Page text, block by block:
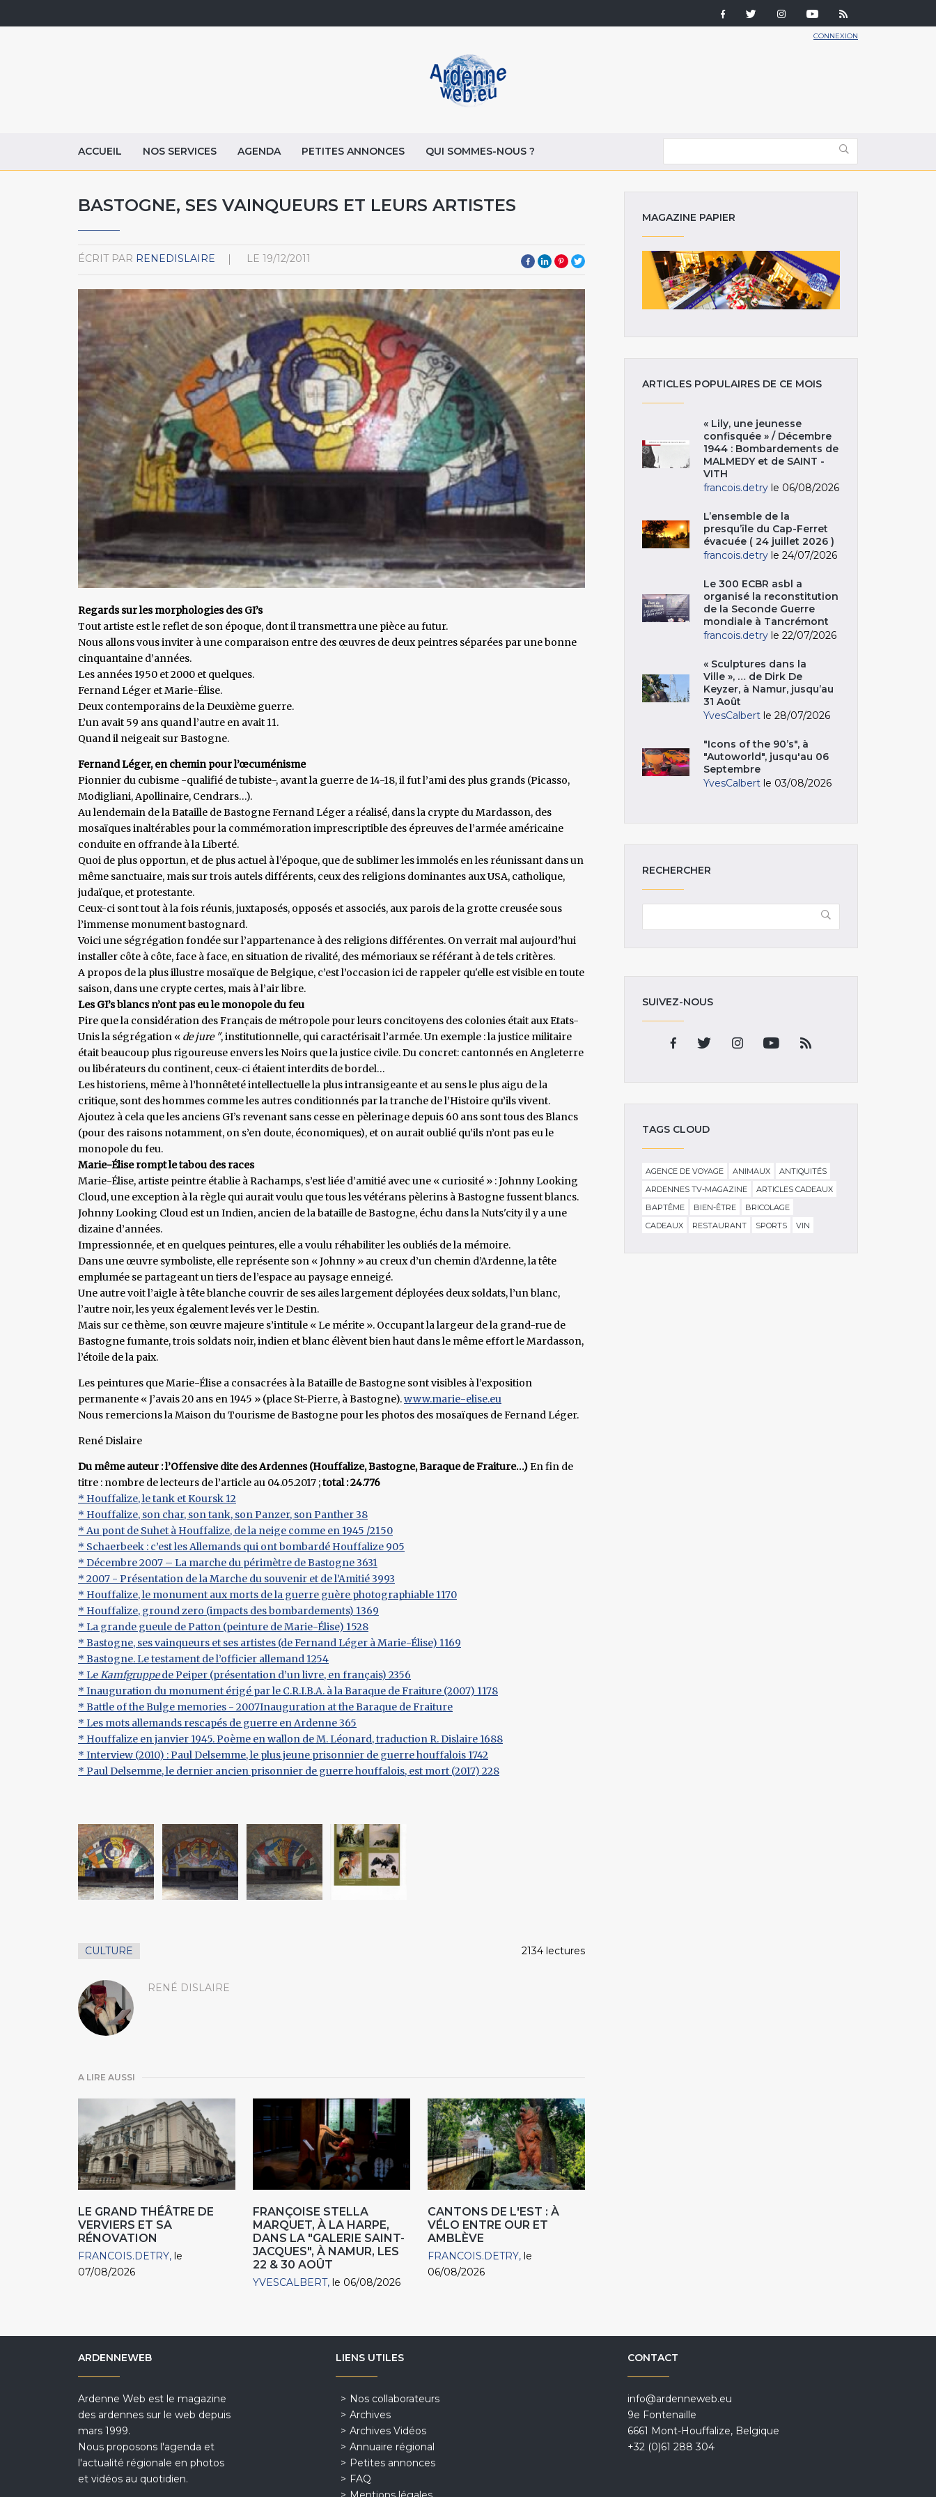
CONNEXION
ACCUEIL NOS SERVICES AGENDA PETITES ANNONCES QUI SOMMES-NOUS ?
BASTOGNE, SES VAINQUEURS ET LEURS ARTISTES
ÉCRIT PAR RENEDISLAIRE LE 19/12/2011
Regards sur les morphologies des GI’s
Tout artiste est le reflet de son époque, dont il transmettra une pièce au futur.
Nous allons vous inviter à une comparaison entre des œuvres de deux peintres séparées par une bonne
cinquantaine d’années.
Les années 1950 et 2000 et quelques.
Fernand Léger et Marie-Élise.
Deux contemporains de la Deuxième guerre.
L’un avait 59 ans quand l’autre en avait 11.
Quand il neigeait sur Bastogne.
Fernand Léger, en chemin pour l’œcuménisme
Pionnier du cubisme -qualifié de tubiste-, avant la guerre de 14-18, il fut l’ami des plus grands (Picasso,
Modigliani, Apollinaire, Cendrars…).
Au lendemain de la Bataille de Bastogne Fernand Léger a réalisé, dans la crypte du Mardasson, des
mosaïques inaltérables pour la commémoration imprescriptible des épreuves de l’armée américaine
conduite en offrande à la Liberté.
Quoi de plus opportun, et de plus actuel à l’époque, que de sublimer les immolés en les réunissant dans un
même sanctuaire, mais sur trois autels différents, ceux des religions dominantes aux USA, catholique,
judaïque, et protestante.
Ceux-ci sont tout à la fois réunis, juxtaposés, opposés et associés, aux parois de la grotte creusée sous
l’immense monument bastognard.
Voici une ségrégation fondée sur l’appartenance à des religions différentes. On verrait mal aujourd’hui
installer côte à côte, face à face, en situation de rivalité, des mémoriaux se référant à de tels critères.
A propos de la plus illustre mosaïque de Belgique, c’est l’occasion ici de rappeler qu'elle est visible en toute
saison, dans une crypte certes, mais à l’air libre.
Les GI’s blancs n’ont pas eu le monopole du feu
Pire que la considération des Français de métropole pour leurs concitoyens des colonies était aux Etats-
Unis la ségrégation « de jure ", institutionnelle, qui caractérisait l’armée. Un exemple : la justice militaire
était beaucoup plus rigoureuse envers les Noirs que la justice civile. Du concret: cantonnés en Angleterre
ou libérateurs du continent, ceux-ci étaient interdits de bordel…
Les historiens, même à l’honnêteté intellectuelle la plus intransigeante et au sens le plus aigu de la
critique, sont des hommes comme les autres conditionnés par la tranche de l’Histoire qu’ils vivent.
Ajoutez à cela que les anciens GI’s revenant sans cesse en pèlerinage depuis 60 ans sont tous des Blancs
(pour des raisons notamment, on s’en doute, économiques), et on aurait oublié qu’ils n’ont pas eu le
monopole du feu.
Marie-Élise rompt le tabou des races
Marie-Élise, artiste peintre établie à Rachamps, s’est liée d’amitié avec une « curiosité » : Johnny Looking
Cloud, une exception à la règle qui aurait voulu que tous les vétérans pèlerins à Bastogne fussent blancs.
Johnny Looking Cloud est un Indien, ancien de la bataille de Bastogne, échu dans la Nuts'city il y a une
dizaine d’années.
Impressionnée, et en quelques peintures, elle a voulu réhabiliter les oubliés de la mémoire.
Dans une œuvre symboliste, elle représente son « Johnny » au creux d’un chemin d’Ardenne, la tête
emplumée se partageant un tiers de l’espace au paysage enneigé.
Une autre voit l’aigle à tête blanche couvrir de ses ailes largement déployées deux soldats, l’un blanc,
l’autre noir, les yeux également levés ver le Destin.
Mais sur ce thème, son œuvre majeure s’intitule « Le mérite ». Occupant la largeur de la grand-rue de
Bastogne fumante, trois soldats noir, indien et blanc élèvent bien haut dans le même effort le Mardasson,
l’étoile de la paix.
Les peintures que Marie-Élise a consacrées à la Bataille de Bastogne sont visibles à l’exposition
permanente « J’avais 20 ans en 1945 » (place St-Pierre, à Bastogne).www.marie-elise.eu
Nous remercions la Maison du Tourisme de Bastogne pour les photos des mosaïques de Fernand Léger.
René Dislaire
Du même auteur : l’Offensive dite des Ardennes (Houffalize, Bastogne, Baraque de Fraiture…)En fin de
titre : nombre de lecteurs de l’article au 04.05.2017 ;total : 24.776
* Houffalize, le tank et Koursk 12
* Houffalize, son char, son tank, son Panzer, son Panther 38
* Au pont de Suhet à Houffalize, de la neige comme en 1945 /2150
* Schaerbeek : c’est les Allemands qui ont bombardé Houffalize 905
* Décembre 2007 – La marche du périmètre de Bastogne 3631
* 2007 - Présentation de la Marche du souvenir et de l’Amitié 3993
* Houffalize, le monument aux morts de la guerre guère photographiable 1170
* Houffalize, ground zero (impacts des bombardements) 1369
* La grande gueule de Patton (peinture de Marie-Élise) 1528
* Bastogne, ses vainqueurs et ses artistes (de Fernand Léger à Marie-Élise) 1169
* Bastogne. Le testament de l’officier allemand 1254
* LeKamfgruppede Peiper (présentation d’un livre, en français) 2356
* Inauguration du monument érigé par le C.R.I.B.A. à la Baraque de Fraiture (2007) 1178
* Battle of the Bulge memories - 2007Inauguration at the Baraque de Fraiture
* Les mots allemands rescapés de guerre en Ardenne 365
* Houffalize en janvier 1945. Poème en wallon de M. Léonard, traduction R. Dislaire 1688
* Interview (2010) : Paul Delsemme, le plus jeune prisonnier de guerre houffalois 1742
* Paul Delsemme, le dernier ancien prisonnier de guerre houffalois, est mort (2017) 228
CULTURE 2134 lectures
RENÉ DISLAIRE
A LIRE AUSSI
LE GRAND THÉÂTRE DE
VERVIERS ET SA
RÉNOVATION
FRANCOIS.DETRY le
07/08/2026
FRANÇOISE STELLA
MARQUET, À LA HARPE,
DANS LA "GALERIE SAINT-
JACQUES", À NAMUR, LES
22 & 30 AOÛT
YVESCALBERT le 06/08/2026
CANTONS DE L'EST : À
VÉLO ENTRE OUR ET
AMBLÈVE
FRANCOIS.DETRY le
06/08/2026
MAGAZINE PAPIER
ARTICLES POPULAIRES DE CE MOIS
« Lily, une jeunesse
confisquée » / Décembre
1944 : Bombardements de
MALMEDY et de SAINT -
VITH
francois.detry le 06/08/2026
L’ensemble de la
presqu’île du Cap-Ferret
évacuée ( 24 juillet 2026 )
francois.detry le 24/07/2026
Le 300 ECBR asbl a
organisé la reconstitution
de la Seconde Guerre
mondiale à Tancrémont
francois.detry le 22/07/2026
« Sculptures dans la
Ville », … de Dirk De
Keyzer, à Namur, jusqu’au
31 Août
YvesCalbert le 28/07/2026
"Icons of the 90’s", à
"Autoworld", jusqu'au 06
Septembre
YvesCalbert le 03/08/2026
RECHERCHER
SUIVEZ-NOUS
TAGS CLOUD
AGENCE DE VOYAGE ANIMAUX
ANTIQUITÉS
ARDENNES TV-MAGAZINE
ARTICLES CADEAUX
BAPTÊME
BIEN-ÊTRE
BRICOLAGE
CADEAUX
RESTAURANT SPORTS VIN
ARDENNEWEB
Ardenne Web est le magazine
des ardennes sur le web depuis
mars 1999.
Nous proposons l'agenda et
l'actualité régionale en photos
et vidéos au quotidien.
LIENS UTILES
Nos collaborateurs
Archives
Archives Vidéos
Annuaire régional
Petites annonces
FAQ
CONTACT
info@ardenneweb.eu
9e Fontenaille
6661 Mont-Houffalize, Belgique
+32 (0)61 288 304